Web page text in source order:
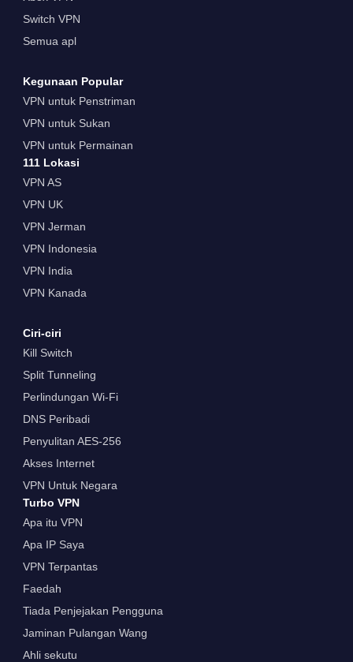
Switch VPN
Semua apl
Kegunaan Popular
VPN untuk Penstriman
VPN untuk Sukan
VPN untuk Permainan
111 Lokasi
VPN AS
VPN UK
VPN Jerman
VPN Indonesia
VPN India
VPN Kanada
Ciri-ciri
Kill Switch
Split Tunneling
Perlindungan Wi-Fi
DNS Peribadi
Penyulitan AES-256
Akses Internet
VPN Untuk Negara
Turbo VPN
Apa itu VPN
Apa IP Saya
VPN Terpantas
Faedah
Tiada Penjejakan Pengguna
Jaminan Pulangan Wang
Ahli sekutu